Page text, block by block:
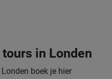
in Londen
boek je hier